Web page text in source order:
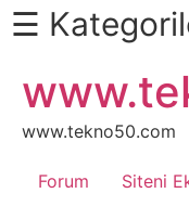
Daha
Fazlası
İçin
Kaydır
☰
atla
www.tekno50.com
Forum Siteni